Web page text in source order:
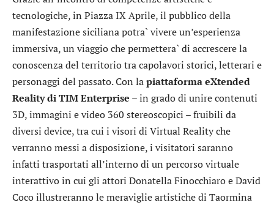
tecnologiche, in Piazza IX Aprile, il pubblico della
manifestazione siciliana potra` vivere un’esperienza
immersiva, un viaggio che permettera` di accrescere la
conoscenza del territorio tra capolavori storici, letterari e
personaggi del passato. Con lapiattaforma eXtended
Reality di TIM Enterprise – in grado di unire contenuti
3D, immagini e video 360 stereoscopici – fruibili da
diversi device, tra cui i visori di Virtual Reality che
verranno messi a disposizione, i visitatori saranno
infatti trasportati all’interno di un percorso virtuale
interattivo in cui gli attori Donatella Finocchiaro e David
Coco illustreranno le meraviglie artistiche di Taormina